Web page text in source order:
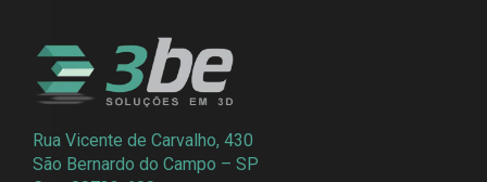
Rua Vicente de Carvalho, 430
São Bernardo do Campo – SP